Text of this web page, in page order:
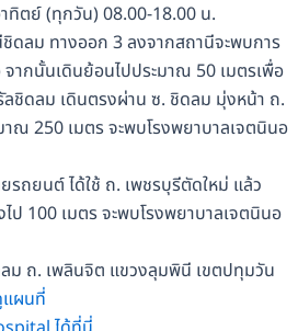
ทิตย์ (ทุกวัน) 08.00-18.00 น.
ชิดลม ทางออก 3 ลงจากสถานีจะพบการ
ากนั้นเดินย้อนไปประมาณ 50 เมตรเพื่อ
ลชิดลม เดินตรงผ่าน ซ. ชิดลม มุ่งหน้า ถ.
าณ 250 เมตร จะพบโรงพยาบาลเจตนินอ
รถยนต์ ได้ใช้ ถ. เพชรบุรีตัดใหม่ แล้ว
ป 100 เมตร จะพบโรงพยาบาลเจตนินอ
ม ถ. เพลินจิต แขวงลุมพินี เขตปทุมวัน
ผนที่